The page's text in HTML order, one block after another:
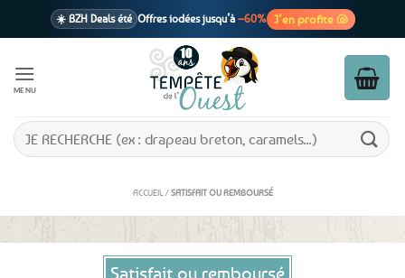
☀️ BZH Deals été Offres iodées jusqu’à –60% J’en profite 🐚
1 cadeau offertdès 39€ d’achats
En point relais dès 3,95€ seulement
MENU
Recherche
pour :
ACCUEIL /SATISFAIT OU REMBOURSÉ
Satisfait ou remboursé